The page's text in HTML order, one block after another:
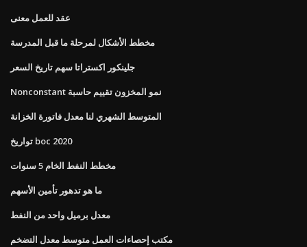
عقد للعمل معنى
مخطط الأشكال لمرحلة ما قبل المدرسة
جلينكور اكستراتا سهم تاريخ السعر
Nonconstant نمو المخزون تقييم حاسبة
المتوسط ​​الشهري لنا معدل فاتورة الخزانة
تواريخ boc 2020
مخطط النفط الخام 5 سنوات
ما هو تدهور تأمين الأسهم
معدل برميل واحد من النفط
مكتب إحصاءات العمل متوسط ​​معدل التضخم